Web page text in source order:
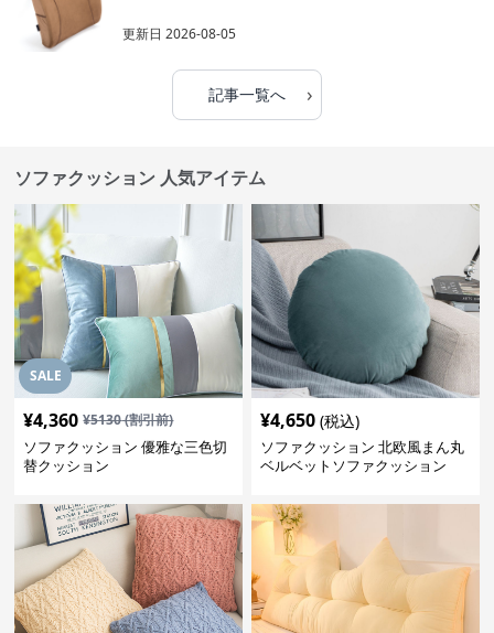
更新日2026-08-05
記事一覧へ ›
ソファクッション 人気アイテム
SALE
¥4,360 ¥5130(割引前)
ソファクッション 優雅な三色切
替クッション
¥4,650 (税込)
ソファクッション 北欧風まん丸
ベルベットソファクッション